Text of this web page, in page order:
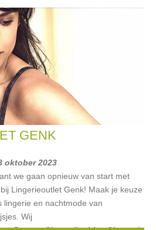
GENK
oktober 2023
we gaan opnieuw van start met
Lingerieoutlet Genk! Maak je keuze
lingerie en nachtmode van
Wij